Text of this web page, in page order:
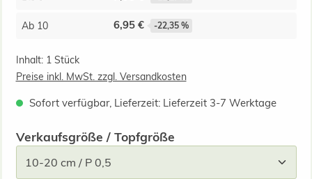
Ab 10 6,95 € -22,35 %
Inhalt: 1 Stück
Preise inkl. MwSt. zzgl. Versandkosten
Sofort verfügbar, Lieferzeit: Lieferzeit 3-7 Werktage
Verkaufsgröße / Topfgrößeauswählen